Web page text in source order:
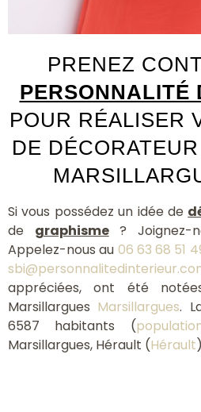
PRENEZ
PERSONNALITÉ
POUR RÉALISER
DE
Si vous possédez un idée de
de graphisme? Joignez-
Appelez-nous au 06 63 68 51
appréciées, ont été
Marsillargues Marsillargues.
6587 habitants (
Marsillargues, Hérault (Hérault